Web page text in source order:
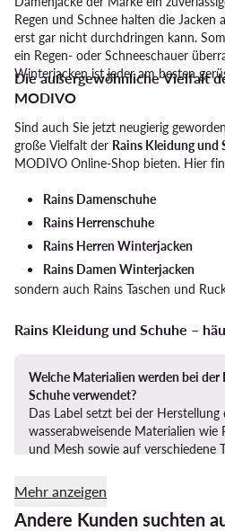
Regen und Schnee halten die Jacken
erst gar nicht durchdringen kann.
ein Regen- oder Schneeschauer
Winterjacken ist jeder am besten
Die außergewöhnliche Vielfalt
MODIVO
Sind auch Sie jetzt neugierig
große Vielfalt der Rains Kleidung und
MODIVO Online-Shop bieten. Hier
Rains Damenschuhe
Rains Herrenschuhe
Rains Herren Winterjacken
Rains Damen Winterjacken
sondern auch Rains Taschen und
Rains Kleidung und Schuhe –
Welche Materialien werden bei der
Schuhe verwendet?
Das Label setzt bei der Herstellung
wasserabweisende Materialien wie
und Mesh sowie auf verschiedene
funktionaler Regenbekleidung.
Mehr anzeigen
Andere Kunden suchten